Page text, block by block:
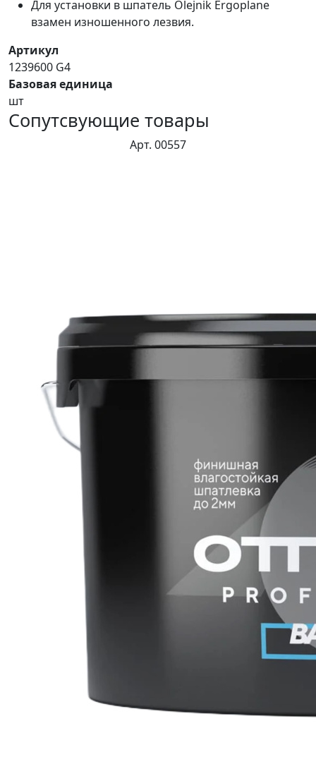
Для установки в шпатель Olejnik Ergoplane
взамен изношенного лезвия.
Артикул
1239600 G4
Базовая единица
шт
Сопутсвующие товары
Арт. 00557